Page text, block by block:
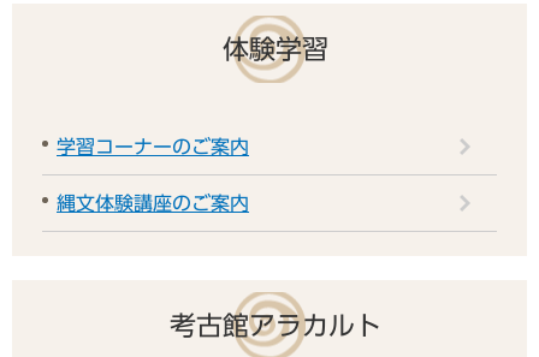
体験学習
学習コーナーのご案内
縄文体験講座のご案内
考古館アラカルト